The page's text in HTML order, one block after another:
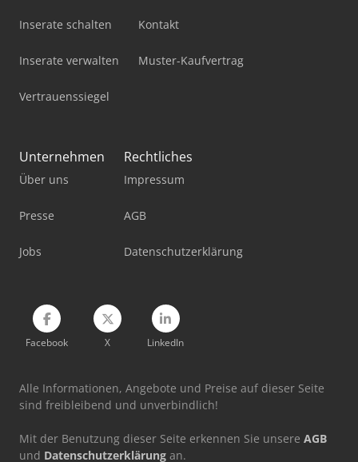
Haas Umc-750Ss
Mecal Mc 304 Atlas
Stama Mc 531
Inserate schalten
Inserate verwalten
Vertrauenssiegel
Kontakt
Muster-Kaufvertrag
Unternehmen
Über uns
Presse
Jobs
Rechtliches
Impressum
AGB
Datenschutzerklärung
Facebook X LinkedIn
Alle Informationen, Angebote und Preise auf dieser Seite
sind freibleibend und unverbindlich!
Mit der Benutzung dieser Seite erkennen Sie unsere AGB
und Datenschutzerklärung an.